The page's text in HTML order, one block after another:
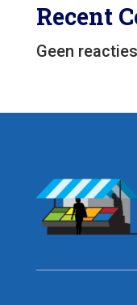
Recent
Geen